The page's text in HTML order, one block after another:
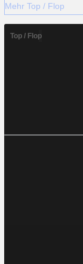
Mehr Top / Flop
Top / Flop